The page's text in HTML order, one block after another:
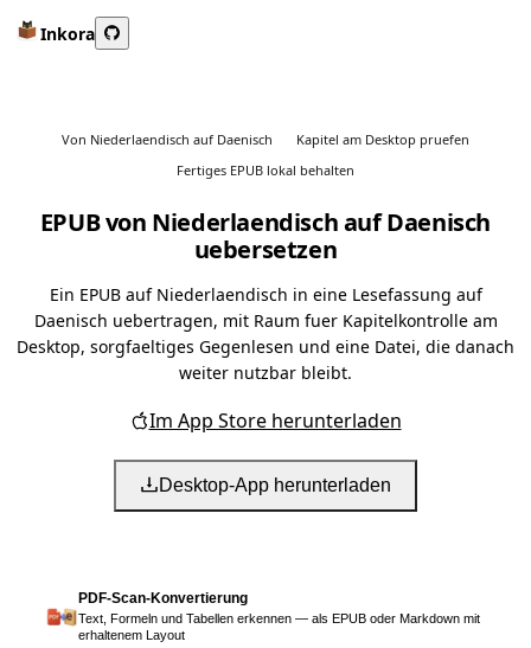
Inkora
Von Niederlaendisch auf Daenisch
Kapitel am Desktop pruefen
Fertiges EPUB lokal behalten
EPUB von Niederlaendisch auf Daenisch
uebersetzen
Ein EPUB auf Niederlaendisch in eine Lesefassung auf
Daenisch uebertragen, mit Raum fuer Kapitelkontrolle am
Desktop, sorgfaeltiges Gegenlesen und eine Datei, die danach
weiter nutzbar bleibt.
Im App Store herunterladen
Desktop-App herunterladen
PDF-Scan-Konvertierung
Text, Formeln und Tabellen erkennen — als EPUB oder Markdown mit
erhaltenem Layout